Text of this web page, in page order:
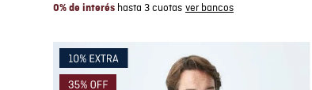
0% de interés hasta 3 cuotas